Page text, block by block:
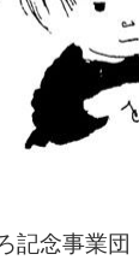
記念事業団